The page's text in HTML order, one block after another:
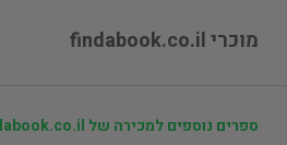
מוכרי findabook.co.il
ספרים נוספים למכירה של findabook.co.il